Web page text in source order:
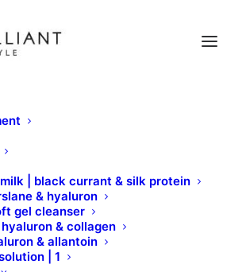
| black currant & silk protein
& hyaluron
gel cleanser
& collagen
& allantoin
| 1